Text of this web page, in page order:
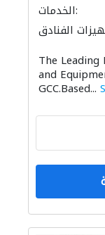
الخدمات:
الفنادق
The
and
GCC.Based...